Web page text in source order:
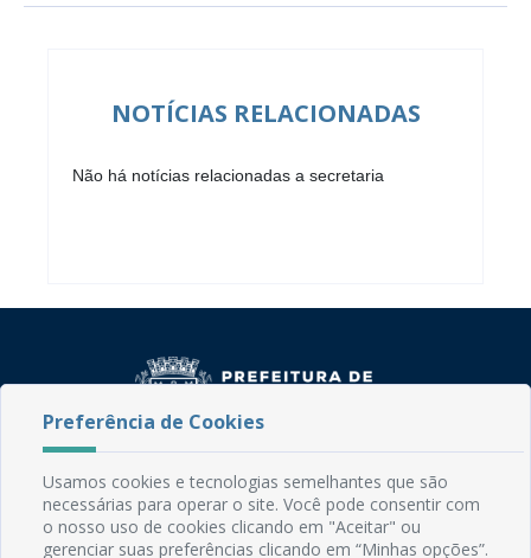
NOTÍCIAS RELACIONADAS
Não há notícias relacionadas a secretaria
Rua do Imperador, 78, Centro
CEP: 58.280-000 - Mamanguape/PB
Fone: (83) 3292-2246
Preferência de Cookies
Usamos cookies e tecnologias semelhantes que são
necessárias para operar o site. Você pode consentir com
o nosso uso de cookies clicando em "Aceitar" ou
gerenciar suas preferências clicando em “Minhas opções”.